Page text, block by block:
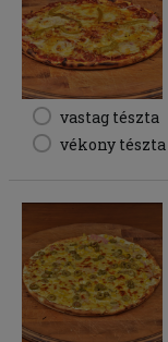
vastag tészta
vékony tészta